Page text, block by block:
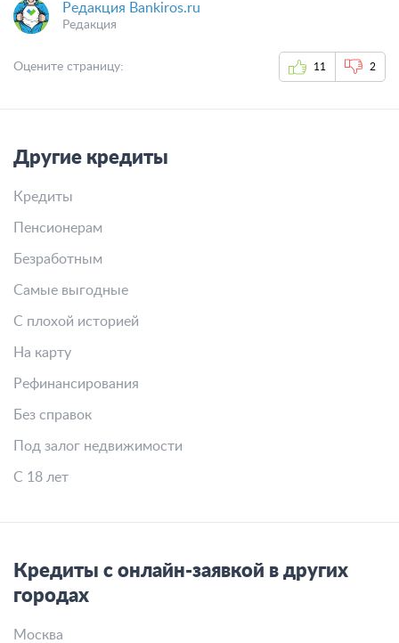
Редакция Bankiros.ru
Редакция
Оцените страницу: 11 2
Другие кредиты
Кредиты
Пенсионерам
Безработным
Самые выгодные
С плохой историей
На карту
Рефинансирования
Без справок
Под залог недвижимости
С 18 лет
Кредиты с онлайн-заявкой в других
городах
Москва